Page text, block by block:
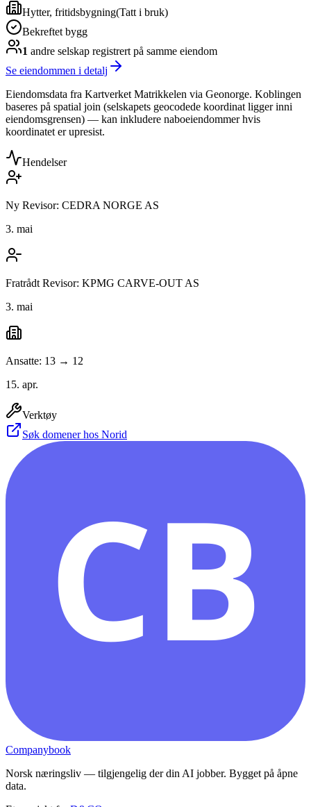
Hytter, fritidsbygning(Tatt i bruk)
Bekreftet bygg
1 andre selskap registrert på samme eiendom
Se eiendommen i detalj
Eiendomsdata fra Kartverket Matrikkelen via Geonorge. Koblingen
baseres på spatial join (selskapets geocodede koordinat ligger inni
eiendomsgrensen) — kan inkludere naboeiendommer hvis
koordinatet er upresist.
Hendelser
Ny Revisor: CEDRA NORGE AS
3. mai
Fratrådt Revisor: KPMG CARVE-OUT AS
3. mai
Ansatte: 13 → 12
15. apr.
Verktøy
Søk domener hos Norid
CB
Companybook
Norsk næringsliv — tilgjengelig der din AI jobber. Bygget på åpne
data.